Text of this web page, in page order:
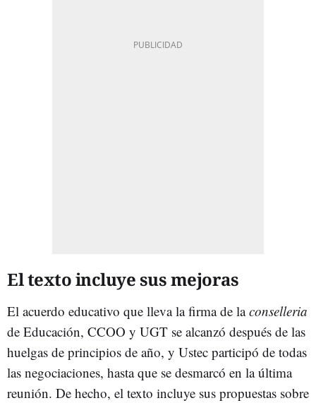
El texto incluye sus mejoras
El acuerdo educativo que lleva la firma de laconselleria
de Educación, CCOO y UGT se alcanzó después de las
huelgas de principios de año, y Ustec participó de todas
las negociaciones, hasta que se desmarcó en la última
reunión. De hecho, el texto incluye sus propuestas sobre